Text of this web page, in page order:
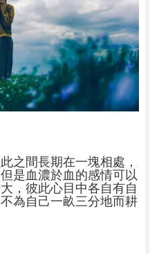
之間長期在一塊相處，
是血濃於血的感情可以
，彼此心目中各自有自
為自己一畝三分地而耕